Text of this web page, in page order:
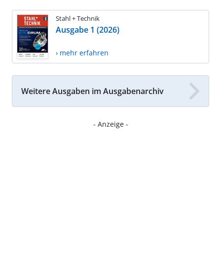
Stahl + Technik
Ausgabe 1 (2026)
› mehr erfahren
Weitere Ausgaben im Ausgabenarchiv
- Anzeige -